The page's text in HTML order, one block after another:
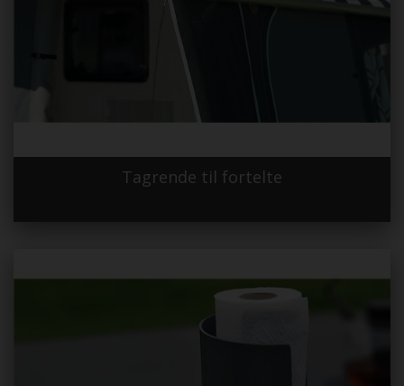
Tagrende til fortelte